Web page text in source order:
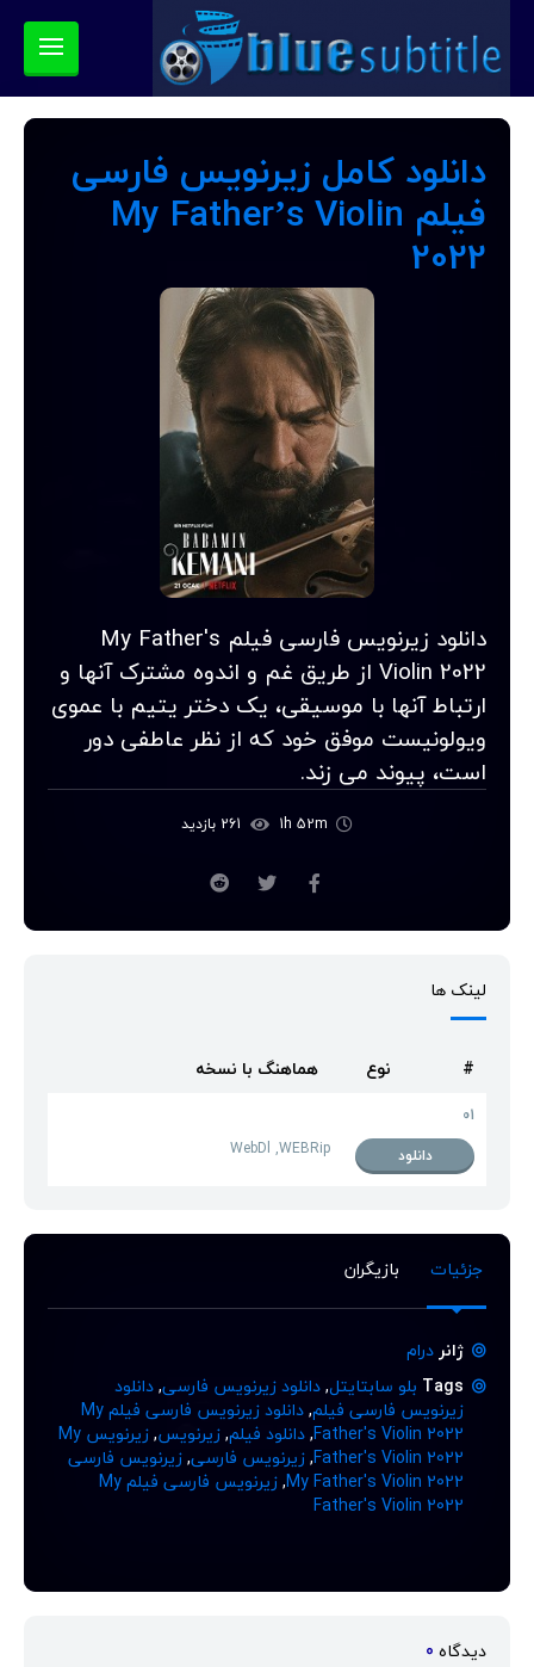
دانلود کامل زیرنویس فارسی
فیلم My Father’s Violin
2022
دانلود زیرنویس فارسی فیلم My Father's
Violin 2022 از طریق غم و اندوه مشترک آنها و
ارتباط آنها با موسیقی، یک دختر یتیم با عموی
ویولونیست موفق خود که از نظر عاطفی دور
است، پیوند می زند.
لینک ها
# نوع هماهنگ با نسخه
01
دانلود
WebDl ,WEBRip
جزئیات بازیگران
ژانردرام
Tags بلو سابتایتل,دانلود زیرنویس فارسی,دانلود
زیرنویس فارسی فیلم,
دانلود زیرنویس فارسی فیلم My
Father's Violin 2022
,دانلود فیلم,زیرنویس,
زیرنویس My
Father's Violin 2022
,زیرنویس فارسی,زیرنویس فارسی
My Father's Violin 2022
,
زیرنویس فارسی فیلم My
Father's Violin 2022
دیدگاه 0